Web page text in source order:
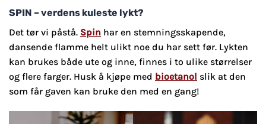
SPIN – verdens kuleste lykt?
Det tør vi påstå. Spin har en stemningsskapende,
dansende flamme helt ulikt noe du har sett før. Lykten
kan brukes både ute og inne, finnes i to ulike størrelser
og flere farger. Husk å kjøpe med bioetanol slik at den
som får gaven kan bruke den med en gang!